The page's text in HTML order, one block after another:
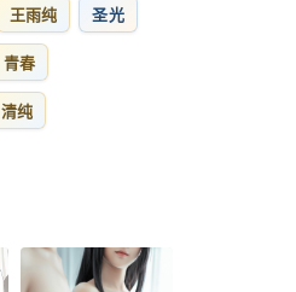
王雨纯 圣光
青春
清纯